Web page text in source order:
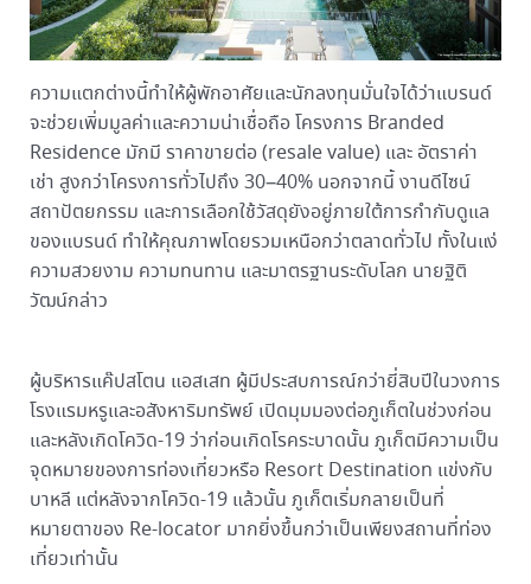
ความแตกต่างนี้ทำให้ผู้พักอาศัยและนักลงทุนมั่นใจได้ว่าแบรนด์
จะช่วยเพิ่มมูลค่าและความน่าเชื่อถือ โครงการ Branded
Residence มักมี ราคาขายต่อ (resale value) และ อัตราค่า
เช่า สูงกว่าโครงการทั่วไปถึง 30–40% นอกจากนี้ งานดีไซน์
สถาปัตยกรรม และการเลือกใช้วัสดุยังอยู่ภายใต้การกำกับดูแล
ของแบรนด์ ทำให้คุณภาพโดยรวมเหนือกว่าตลาดทั่วไป ทั้งในแง่
ความสวยงาม ความทนทาน และมาตรฐานระดับโลก นายฐิติ
วัฒน์กล่าว
ผู้บริหารแค๊ปสโตน แอสเสท ผู้มีประสบการณ์กว่ายี่สิบปีในวงการ
โรงแรมหรูและอสังหาริมทรัพย์ เปิดมุมมองต่อภูเก็ตในช่วงก่อน
และหลังเกิดโควิด-19 ว่าก่อนเกิดโรคระบาดนั้น ภูเก็ตมีความเป็น
จุดหมายของการท่องเที่ยวหรือ Resort Destination แข่งกับ
บาหลี แต่หลังจากโควิด-19 แล้วนั้น ภูเก็ตเริ่มกลายเป็นที่
หมายตาของ Re-locator มากยิ่งขึ้นกว่าเป็นเพียงสถานที่ท่อง
เที่ยวเท่านั้น